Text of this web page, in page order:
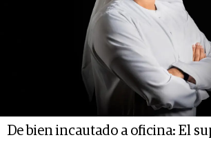
De bien incautado a oficina: El